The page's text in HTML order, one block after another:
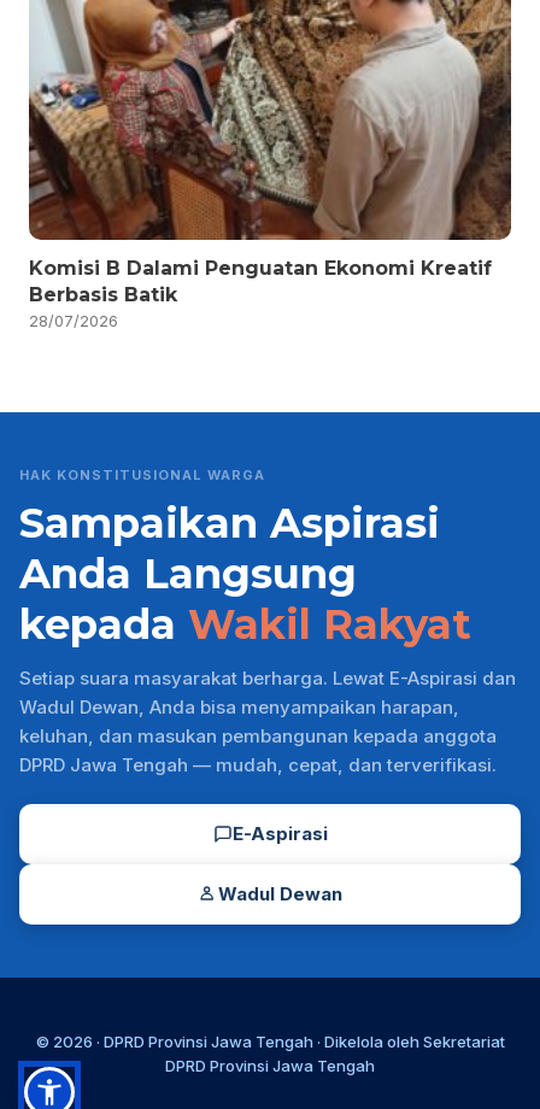
Komisi B Dalami Penguatan Ekonomi Kreatif
Berbasis Batik
28/07/2026
HAK KONSTITUSIONAL WARGA
Sampaikan Aspirasi
Anda Langsung
kepada Wakil Rakyat
Setiap suara masyarakat berharga. Lewat E-Aspirasi dan
Wadul Dewan, Anda bisa menyampaikan harapan,
keluhan, dan masukan pembangunan kepada anggota
DPRD Jawa Tengah — mudah, cepat, dan terverifikasi.
E-Aspirasi
Wadul Dewan
© 2026 · DPRD Provinsi Jawa Tengah · Dikelola oleh Sekretariat
DPRD Provinsi Jawa Tengah